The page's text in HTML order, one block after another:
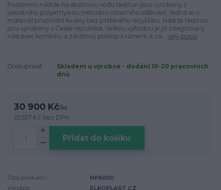
Podzemní nádrže na dešťovou vodu Neptun jsou vyrobeny z
jakostního polyethylenu metodou rotačního odlévání. Jedná se o
materiál prvotřídní kvality bez přidaného recyklátu. Nádrže Neptun
jsou vyráběny v České republice. Velkou výhodou je již integrovaný
nástavec komínku a zátěžový poklop s rámem a za... celý popis
Dostupnost
Skladem u výrobce - dodání 10-20 pracovních
dnů
30 900 Kč/ks
25 537 Kč bez DPH
Přidat do košíku
Číslo produktu:
NP6000
Výrobce:
ELKOPLAST CZ